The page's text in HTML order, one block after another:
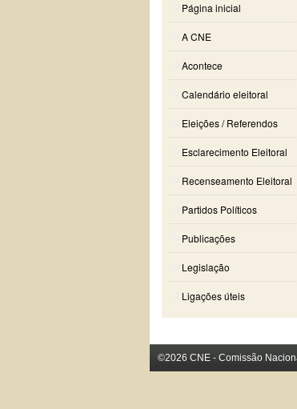
Página inicial
A CNE
Acontece
Calendário eleitoral
Eleições / Referendos
Esclarecimento Eleitoral
Recenseamento Eleitoral
Partidos Políticos
Publicações
Legislação
Ligações úteis
©2026 CNE - Comissão